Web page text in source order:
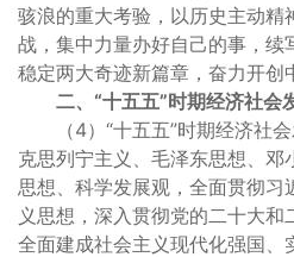
骇浪的重大考验，以历史主动精
战，集中力量办好自己的事，续
稳定两大奇迹新篇章，奋力开创
二、“十五五”时期经济社会
（4）“十五五”时期经济社会
克思列宁主义、毛泽东思想、邓
思想、科学发展观，全面贯彻习
义思想，深入贯彻党的二十大
全面建成社会主义现代化强国、